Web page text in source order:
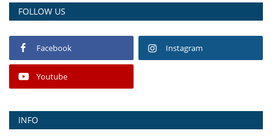
FOLLOW US
Facebook Instagram
Youtube
INFO